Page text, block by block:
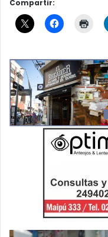
Compartir: